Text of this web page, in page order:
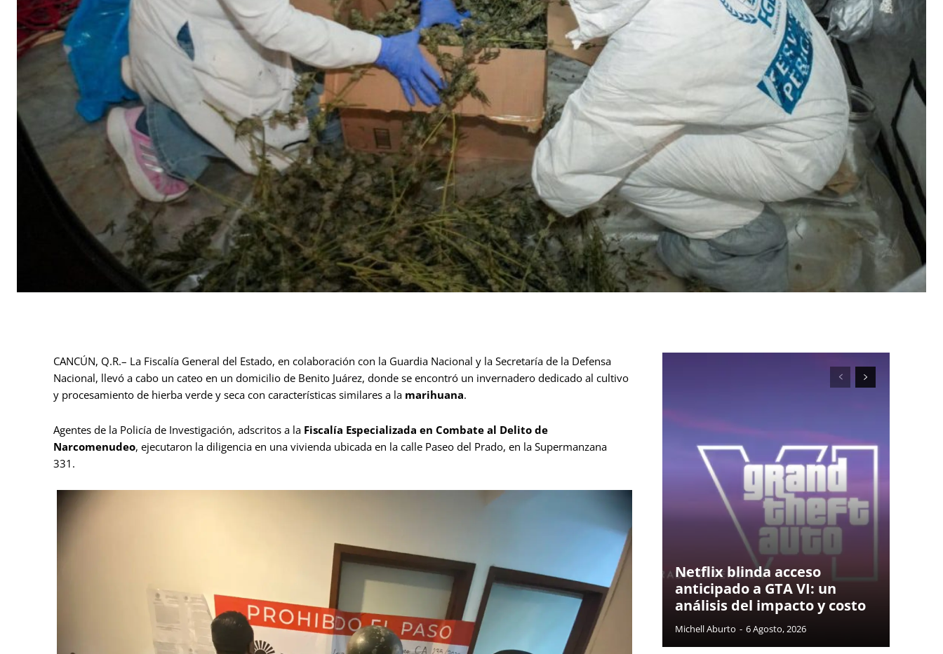
CANCÚN, Q.R.– La Fiscalía General del Estado, en colaboración con la Guardia Nacional y la Secretaría de la Defensa
Nacional, llevó a cabo un cateo en un domicilio de Benito Juárez, donde se encontró un invernadero dedicado al cultivo
y procesamiento de hierba verde y seca con características similares a la marihuana.
Agentes de la Policía de Investigación, adscritos a la Fiscalía Especializada en Combate al Delito de
Narcomenudeo, ejecutaron la diligencia en una vivienda ubicada en la calle Paseo del Prado, en la Supermanzana
331.
Netflix blinda acceso
anticipado a GTA VI: un
análisis del impacto y costo
Michell Aburto - 6 Agosto, 2026